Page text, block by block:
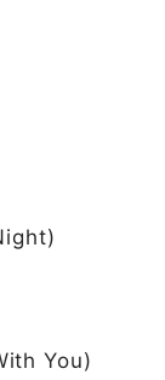
You)